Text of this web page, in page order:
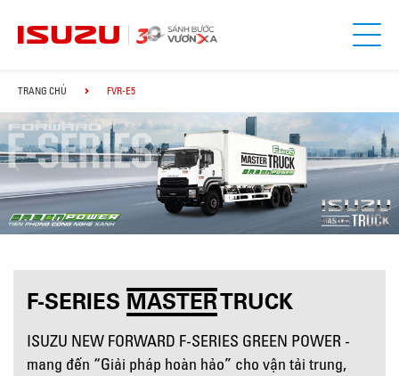
TRANG CHỦ FVR-E5
F-SERIES MASTERTRUCK
ISUZU NEW FORWARD F-SERIES GREEN POWER -
mang đến “Giải pháp hoàn hảo” cho vận tải trung,